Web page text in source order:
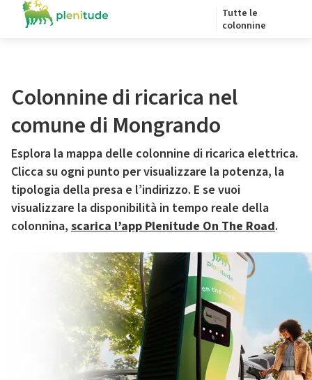
Tutte le
colonnine
Colonnine di ricarica nel
comune di Mongrando
Esplora la mappa delle colonnine di ricarica elettrica.
Clicca su ogni punto per visualizzare la potenza, la
tipologia della presa e l’indirizzo. E se vuoi
visualizzare la disponibilità in tempo reale della
colonnina, scarica l’app Plenitude On The Road.